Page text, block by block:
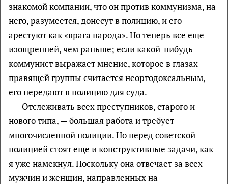
знакомой компании, что он против коммунизма, на
него, разумеется, донесут в полицию, и его
арестуют как «врага народа». Но теперь все еще
изощренней, чем раньше; если какой-нибудь
коммунист выражает мнение, которое в глазах
правящей группы считается неортодоксальным,
его передают в полицию для суда.
Отслеживать всех преступников, старого и
нового типа, — большая работа и требует
многочисленной полиции. Но перед советской
полицией стоят еще и конструктивные задачи, как
я уже намекнул. Поскольку она отвечает за всех
мужчин и женщин, направленных на